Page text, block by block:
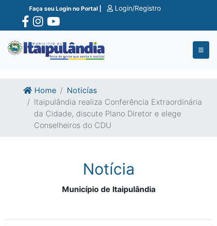
Ir para o conte�do
Ir para o fim do conte�do
Faça seu Login no Portal | Login/Registro
Home
Noticías
Itaipulândia realiza Conferência Extraordinária
da Cidade, discute Plano Diretor e elege
Conselheiros do CDU
Notícia
Município de Itaipulândia